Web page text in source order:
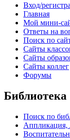
Вход/
Главная
Мой мини-
Ответы на
Поиск по
Сайты
Сайты
Сайты коллег
Форумы
Библиотека
Поиск по
Аппликация,